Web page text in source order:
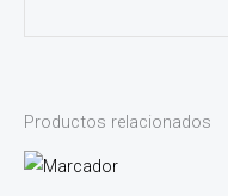
Productos relacionados